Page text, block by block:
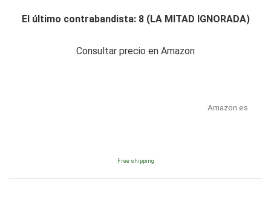
El último contrabandista: 8 (LA MITAD IGNORADA)
Consultar precio en Amazon
Amazon.es
Free shipping